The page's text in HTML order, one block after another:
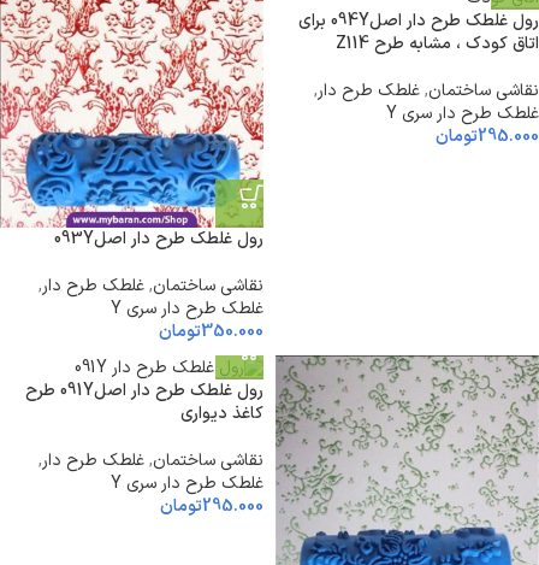
رول غلطک طرح دار اصل094Y برای
اتاق کودک ، مشابه طرح Z114
نقاشی ساختمان,غلطک طرح دار,
غلطک طرح دار سری Y
295.000تومان
رول غلطک طرح دار اصل093Y
نقاشی ساختمان,غلطک طرح دار,
غلطک طرح دار سری Y
350.000تومان
رول غلطک طرح دار اصل091Y طرح
کاغذ دیواری
نقاشی ساختمان,غلطک طرح دار,
غلطک طرح دار سری Y
295.000تومان